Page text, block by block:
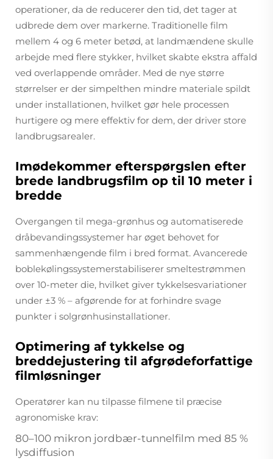
operationer, da de reducerer den tid, det tager at
udbrede dem over markerne. Traditionelle film
mellem 4 og 6 meter betød, at landmændene skulle
arbejde med flere stykker, hvilket skabte ekstra affald
ved overlappende områder. Med de nye større
størrelser er der simpelthen mindre materiale spildt
under installationen, hvilket gør hele processen
hurtigere og mere effektiv for dem, der driver store
landbrugsarealer.
Imødekommer efterspørgslen efter
brede landbrugsfilm op til 10 meter i
bredde
Overgangen til mega-grønhus og automatiserede
dråbevandingssystemer har øget behovet for
sammenhængende film i bred format. Avancerede
boblekølingssystemerstabiliserer smeltestrømmen
over 10-meter die, hvilket giver tykkelsesvariationer
under ±3 % – afgørende for at forhindre svage
punkter i solgrønhusinstallationer.
Optimering af tykkelse og
breddejustering til afgrødeforfattige
filmløsninger
Operatører kan nu tilpasse filmene til præcise
agronomiske krav:
80–100 mikron jordbær-tunnelfilm med 85 %
lysdiffusion